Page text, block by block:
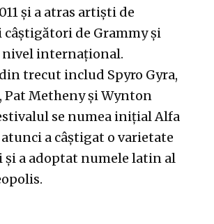
și a atras artiști de
de Grammy și
internațional.
trecut includ Spyro Gyra,
Pat Metheny și Wynton
se numea inițial Alfa
atunci a câștigat o varietate
și a adoptat numele latin al